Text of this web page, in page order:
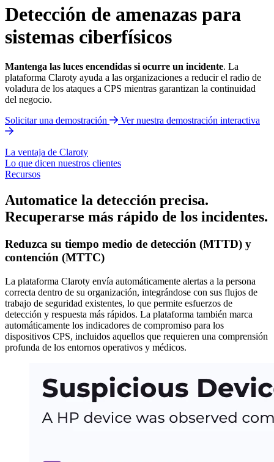
Detección de amenazas para
sistemas ciberfísicos
Mantenga las luces encendidas si ocurre un incidente. La
plataforma Claroty ayuda a las organizaciones a reducir el radio de
voladura de los ataques a CPS mientras garantizan la continuidad
del negocio.
Solicitar una demostración
Ver nuestra demostración interactiva
La ventaja de Claroty
Lo que dicen nuestros clientes
Recursos
Automatice la detección precisa.
Recuperarse más rápido de los incidentes.
Reduzca su tiempo medio de detección (MTTD) y
contención (MTTC)
La plataforma Claroty envía automáticamente alertas a la persona
correcta dentro de su organización, integrándose con sus flujos de
trabajo de seguridad existentes, lo que permite esfuerzos de
detección y respuesta más rápidos. La plataforma también marca
automáticamente los indicadores de compromiso para los
dispositivos CPS, incluidos aquellos que requieren una comprensión
profunda de los entornos operativos y médicos.